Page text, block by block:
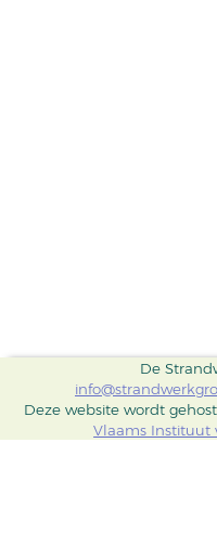
De
Deze website wordt
Vlaams Instituut